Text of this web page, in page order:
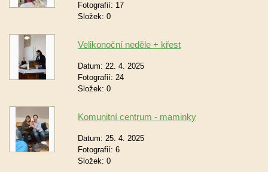
Fotografií: 17
Složek: 0
Velikonoční neděle + křest
Datum: 22. 4. 2025
Fotografií: 24
Složek: 0
Komunitní centrum - maminky
Datum: 25. 4. 2025
Fotografií: 6
Složek: 0